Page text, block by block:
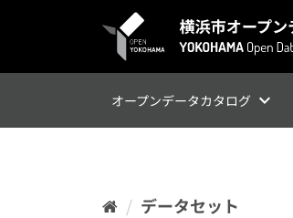
オープンデータカタログ
データセット